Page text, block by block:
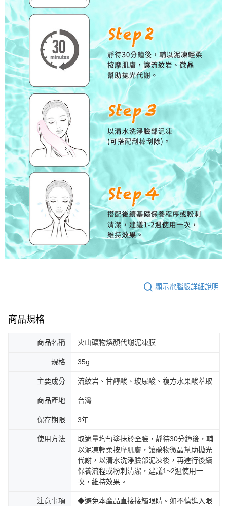
顯示電腦版詳細說明
商品規格
商品名稱 火山礦物煥顏代謝泥凍膜
規格 35g
主要成分 流紋岩、甘醇酸、玻尿酸、複方水果酸萃取
商品產地 台灣
保存期限 3年
使用方法
取適量均勻塗抹於全臉，靜待30分鐘後，輔
以泥凍輕柔按摩肌膚，讓礦物微晶幫助拋光
代謝，以清水洗淨臉部泥凍後，再進行後續
保養流程或粉刺清潔，建議1~2週使用一
次，維持效果。
注意事項
◆避免本產品直接接觸眼睛。如不慎進入眼